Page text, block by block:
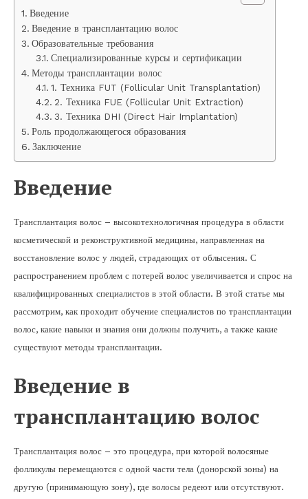
Введение
Введение в трансплантацию волос
Образовательные требования
Специализированные курсы и сертификации
Методы трансплантации волос
1. Техника FUT (Follicular Unit Transplantation)
2. Техника FUE (Follicular Unit Extraction)
3. Техника DHI (Direct Hair Implantation)
Роль продолжающегося образования
Заключение
Введение
Трансплантация волос – высокотехнологичная процедура в области
косметической и реконструктивной медицины, направленная на
восстановление волос у людей, страдающих от облысения. С
распространением проблем с потерей волос увеличивается и спрос на
квалифицированных специалистов в этой области. В этой статье мы
рассмотрим, как проходит обучение специалистов по трансплантации
волос, какие навыки и знания они должны получить, а также какие
существуют методы трансплантации.
Введение в
трансплантацию волос
Трансплантация волос – это процедура, при которой волосяные
фолликулы перемещаются с одной части тела (донорской зоны) на
другую (принимающую зону), где волосы редеют или отсутствуют.